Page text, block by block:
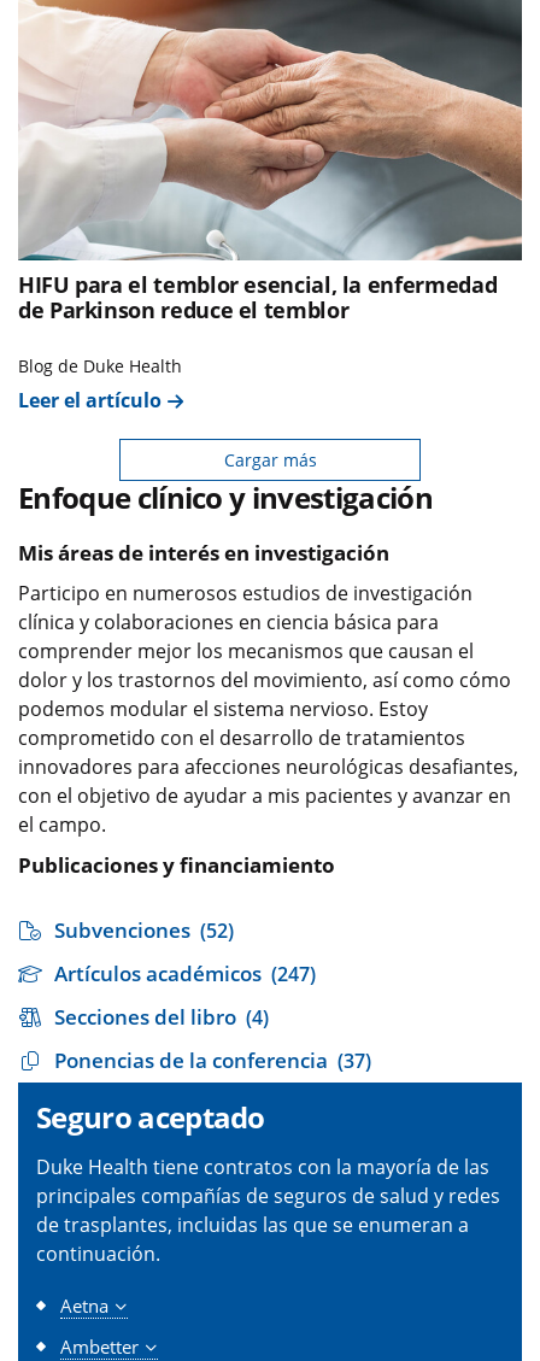
HIFU para el temblor esencial, la enfermedad
de Parkinson reduce el temblor
Blog de Duke Health
Leer el artículo
Cargar más
Enfoque clínico y investigación
Mis áreas de interés en investigación
Participo en numerosos estudios de investigación
clínica y colaboraciones en ciencia básica para
comprender mejor los mecanismos que causan el
dolor y los trastornos del movimiento, así como cómo
podemos modular el sistema nervioso. Estoy
comprometido con el desarrollo de tratamientos
innovadores para afecciones neurológicas desafiantes,
con el objetivo de ayudar a mis pacientes y avanzar en
el campo.
Publicaciones y financiamiento
Subvenciones (52)
Artículos académicos (247)
Secciones del libro (4)
Ponencias de la conferencia (37)
Seguro aceptado
Duke Health tiene contratos con la mayoría de las
principales compañías de seguros de salud y redes
de trasplantes, incluidas las que se enumeran a
continuación.
Aetna
Ambetter